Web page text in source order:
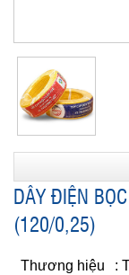
DÂY ĐIỆN
(120/0,25)
Thương hiệu :